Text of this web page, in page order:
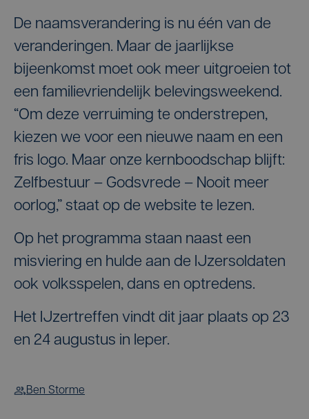
De naamsverandering is nu één van de
veranderingen. Maar de jaarlijkse
bijeenkomst moet ook meer uitgroeien tot
een familievriendelijk belevingsweekend.
“Om deze verruiming te onderstrepen,
kiezen we voor een nieuwe naam en een
fris logo. Maar onze kernboodschap blijft:
Zelfbestuur – Godsvrede – Nooit meer
oorlog,” staat op de website te lezen.
Op het programma staan naast een
misviering en hulde aan de IJzersoldaten
ook volksspelen, dans en optredens.
Het IJzertreffen vindt dit jaar plaats op 23
en 24 augustus in Ieper.
Ben Storme